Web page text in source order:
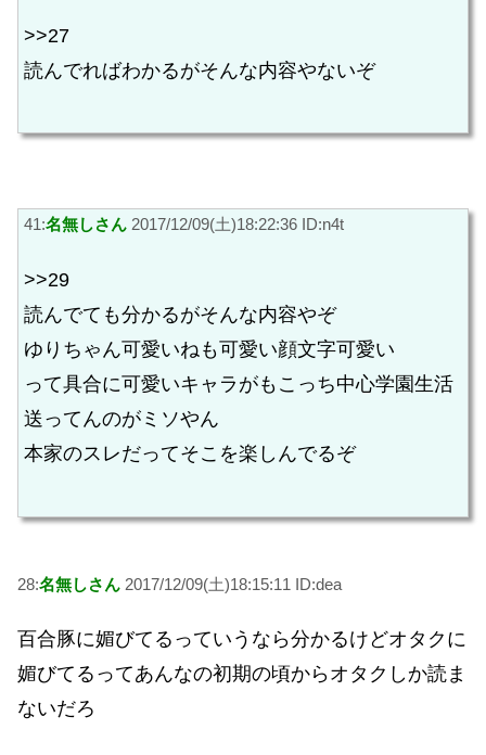
>>27
読んでればわかるがそんな内容やないぞ
41:名無しさん 2017/12/09(土)18:22:36 ID:n4t
>>29
読んでても分かるがそんな内容やぞ
ゆりちゃん可愛いねも可愛い顔文字可愛い
って具合に可愛いキャラがもこっち中心学園生活
送ってんのがミソやん
本家のスレだってそこを楽しんでるぞ
28:名無しさん 2017/12/09(土)18:15:11 ID:dea
百合豚に媚びてるっていうなら分かるけどオタクに
媚びてるってあんなの初期の頃からオタクしか読ま
ないだろ